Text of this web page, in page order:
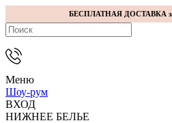
БЕСПЛАТНАЯ ДОСТАВКА
Меню
Шоу-рум
ВХОД
НИЖНЕЕ БЕЛЬЕ